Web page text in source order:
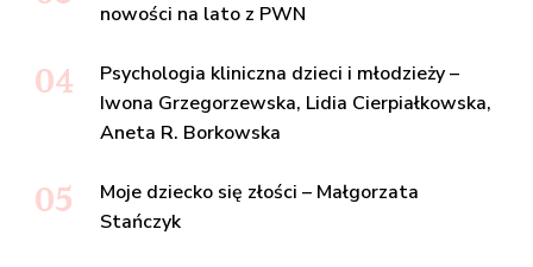
nowości na lato z PWN
Psychologia kliniczna dzieci i młodzieży –
Iwona Grzegorzewska, Lidia Cierpiałkowska,
Aneta R. Borkowska
Moje dziecko się złości – Małgorzata
Stańczyk